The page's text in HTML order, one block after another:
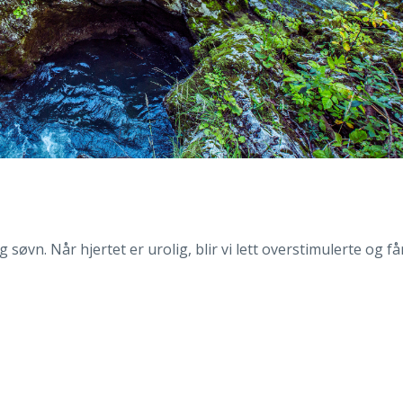
søvn. Når hjertet er urolig, blir vi lett overstimulerte og